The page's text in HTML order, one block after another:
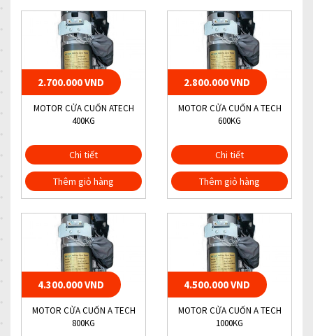
2.700.000 VND
MOTOR CỬA CUỐN ATECH
400KG
Chi tiết
Thêm giỏ hàng
2.800.000 VND
MOTOR CỬA CUỐN A TECH
600KG
Chi tiết
Thêm giỏ hàng
4.300.000 VND
MOTOR CỬA CUỐN A TECH
800KG
4.500.000 VND
MOTOR CỬA CUỐN A TECH
1000KG